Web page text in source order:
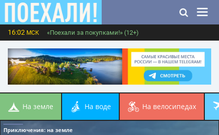
16:02 МСК «Поехали за покупками!» (12+)
на земле на воде на велосипедах
Приключения: на земле